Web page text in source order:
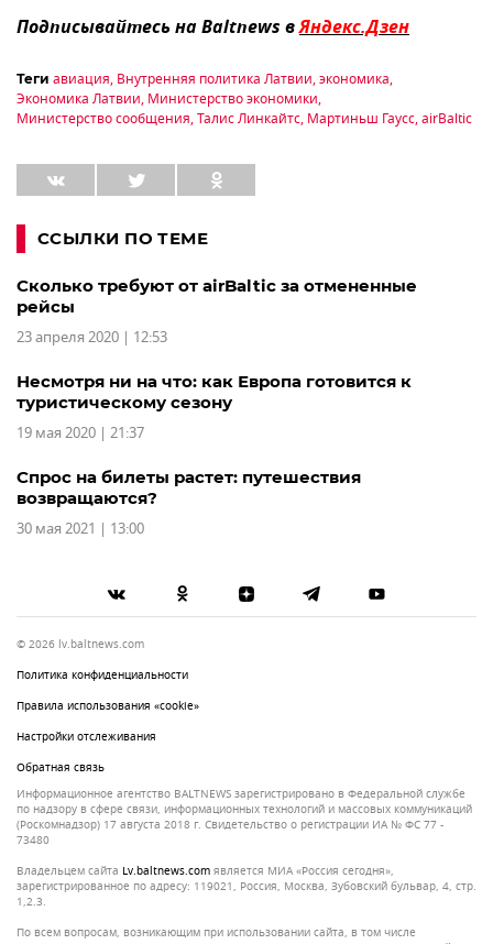
Подписывайтесь на Baltnews вЯндекс.Дзен
Теги авиация, Внутренняя политика Латвии,экономика,
Экономика Латвии, Министерство экономики,
Министерство сообщения,Талис Линкайтс, Мартиньш Гаусс,airBaltic
ССЫЛКИ ПО ТЕМЕ
Сколько требуют от airBaltic за отмененные
рейсы
23 апреля 2020 | 12:53
Несмотря ни на что: как Европа готовится к
туристическому сезону
19 мая 2020 | 21:37
Спрос на билеты растет: путешествия
возвращаются?
30 мая 2021 | 13:00
© 2026 lv.baltnews.com
Политика конфиденциальности
Правила использования «cookie»
Настройки отслеживания
Обратная связь
Информационное агентство BALTNEWS зарегистрировано в Федеральной службе
по надзору в сфере связи, информационных технологий и массовых коммуникаций
(Роскомнадзор) 17 августа 2018 г. Свидетельство о регистрации ИА № ФС 77 -
73480
Владельцем сайта lv.baltnews.com является МИА «Россия сегодня»,
зарегистрированное по адресу: 119021, Россия, Москва, Зубовский бульвар, 4, стр.
1,2.3.
По всем вопросам, возникающим при использовании сайта, в том числе